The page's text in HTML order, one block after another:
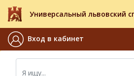
Универсальный львовский
Вход в кабинет